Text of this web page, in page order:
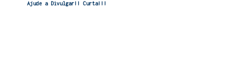
Ajude a Divulgar!! Curta!!!